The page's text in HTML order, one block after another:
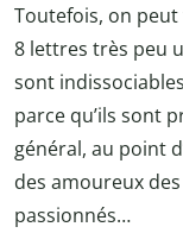
Toutefois, on
8 lettres très peu
sont
parce qu’ils sont
général, au point
des amoureux
passionnés…